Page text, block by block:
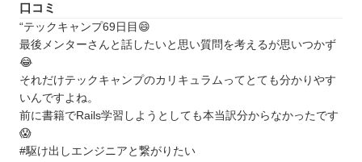
口コミ
“テックキャンプ69日目😄
最後メンターさんと話したいと思い質問を考えるが思いつかず
😂
それだけテックキャンプのカリキュラムってとても分かりやす
いんですよね。
前に書籍でRails学習しようとしても本当訳分からなかったです
😱
#駆け出しエンジニアと繋がりたい